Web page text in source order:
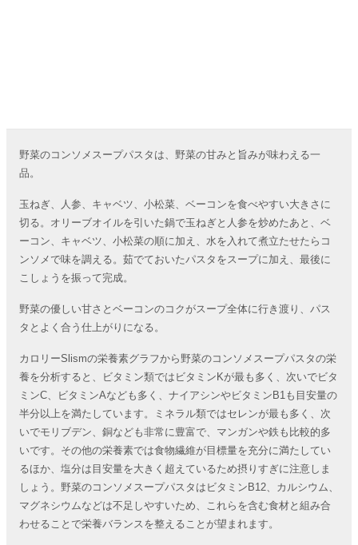
野菜のコンソメスープパスタは、野菜の甘みと旨みが味わえる一
品。
玉ねぎ、人参、キャベツ、小松菜、ベーコンを食べやすい大きさに
切る。オリーブオイルを引いた鍋で玉ねぎと人参を炒めたあと、ベ
ーコン、キャベツ、小松菜の順に加え、水を入れて煮立たせたらコ
ンソメで味を調える。茹でておいたパスタをスープに加え、最後に
こしょうを振って完成。
野菜の優しい甘さとベーコンのコクがスープ全体に行き渡り、パス
タとよく合う仕上がりになる。
カロリーSlismの栄養素グラフから野菜のコンソメスープパスタの栄
養を分析すると、ビタミン類ではビタミンKが最も多く、次いでビタ
ミンC、ビタミンAなども多く、ナイアシンやビタミンB1も目安量の
半分以上を満たしています。ミネラル類ではセレンが最も多く、次
いでモリブデン、銅なども非常に豊富で、マンガンや鉄も比較的多
いです。その他の栄養素では食物繊維が目標量を充分に満たしてい
るほか、塩分は目安量を大きく超えているため摂りすぎに注意しま
しょう。野菜のコンソメスープパスタはビタミンB12、カルシウム、
マグネシウムなどは不足しやすいため、これらを含む食材と組み合
わせることで栄養バランスを整えることが望まれます。